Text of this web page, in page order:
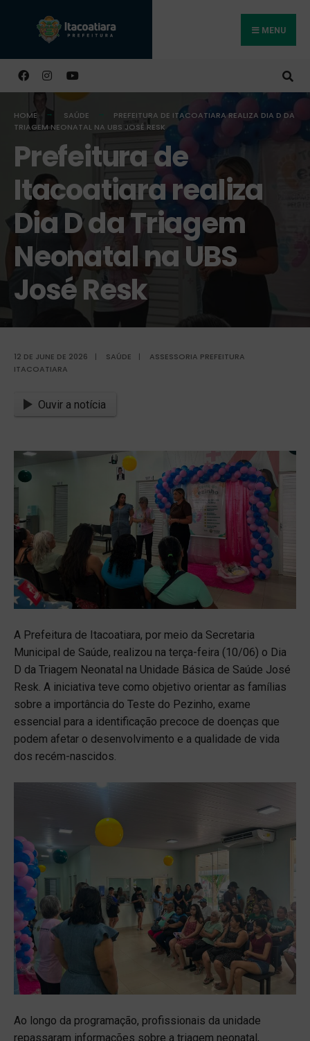
MENU
HOME SAÚDE
PREFEITURA DE ITACOATIARA REALIZA DIA D DA
TRIAGEM NEONATAL NA UBS JOSÉ RESK
Prefeitura de
Itacoatiara realiza
Dia D da Triagem
Neonatal na UBS
José Resk
12 DE JUNE DE 2026 | SAÚDE |
ASSESSORIA PREFEITURA
ITACOATIARA
Ouvir a notícia
A Prefeitura de Itacoatiara, por meio da Secretaria
Municipal de Saúde, realizou na terça-feira (10/06) o Dia
D da Triagem Neonatal na Unidade Básica de Saúde José
Resk. A iniciativa teve como objetivo orientar as famílias
sobre a importância do Teste do Pezinho, exame
essencial para a identificação precoce de doenças que
podem afetar o desenvolvimento e a qualidade de vida
dos recém-nascidos.
Ao longo da programação, profissionais da unidade
repassaram informações sobre a triagem neonatal,
Buscar